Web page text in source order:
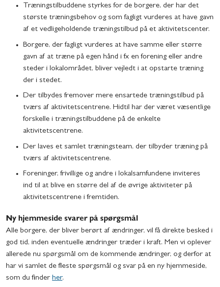
Træningstilbuddene styrkes for de borgere, der har det
største træningsbehov og som fagligt vurderes at have gavn
af et vedligeholdende træningstilbud på et aktivitetscenter.
Borgere, der fagligt vurderes at have samme eller større
gavn af at træne på egen hånd i fx en forening eller andre
steder i lokalområdet, bliver vejledt i at opstarte træning
der i stedet.
Der tilbydes fremover mere ensartede træningstilbud på
tværs af aktivitetscentrene. Hidtil har der været væsentlige
forskelle i træningstilbuddene på de enkelte
aktivitetscentrene.
Der laves et samlet træningsteam, der tilbyder træning på
tværs af aktivitetscentrene.
Foreninger, frivillige og andre i lokalsamfundene inviteres
ind til at blive en større del af de øvrige aktiviteter på
aktivitetscentrene i fremtiden.
Ny hjemmeside svarer på spørgsmål
Alle borgere, der bliver berørt af ændringer, vil få direkte besked i
god tid, inden eventuelle ændringer træder i kraft. Men vi oplever
allerede nu spørgsmål om de kommende ændringer, og derfor at
har vi samlet de fleste spørgsmål og svar på en ny hjemmeside,
som du finder her.